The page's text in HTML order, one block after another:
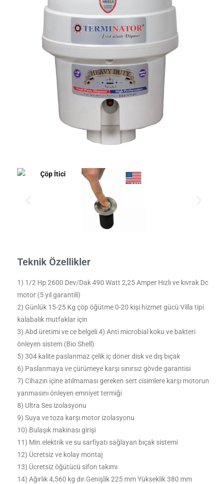
Teknik Özellikler
1) 1/2 Hp 2600 Dev/Dak 490 Watt 2,25 Amper Hızlı ve kıvrak Dc
motor (5 yıl garantili)
2) Günlük 15-25 Kg çöp öğütme 0-20 kişi hizmet gücü Villa tipi
kalabalık mutfaklar için
3) Abd üretimi ve ce belgeli 4) Anti microbial koku ve bakteri
önleyen sistem (Bio Shell)
5) 304 kalite paslanmaz çelik iç döner disk ve dış bıçak
6) Paslanmaya ve çürümeye karşı sınırsız gövde garantisi
7) Cihazın içine atılmaması gereken sert cisimlere karşı motorun
yanmasını önleyen emniyet termiği
8) Ultra Ses izolasyonu
9) Suya ve toza karşı motor izolasyonu
10) Bulaşık makinası girişi
11) Min.elektrik ve su sarfiyatı sağlayan bıçak sistemi
12) Ücretsiz ve kolay montaj
13) Ücretsiz öğütücü sifon takımı
14) Ağırlık 4,560 kg dır.Genişlik 225 mm Yükseklik 380 mm